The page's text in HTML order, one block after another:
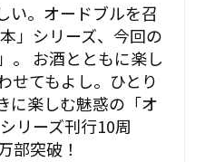
い。オードブルを召
」シリーズ、今回の
。 お酒とともに楽し
せてもよし。ひとり
に楽しむ魅惑の「オ
リーズ刊行10周
突破！